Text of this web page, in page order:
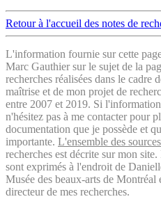
Retour à l'accueil des notes de
L'information fournie sur cette
Marc Gauthier sur le sujet de la
recherches réalisées dans le cadre
maîtrise et de mon projet de
entre 2007 et 2019. Si
n'hésitez pas à me contacter pour
documentation que je possède et
importante. L'ensemble des
recherches est décrite sur mon
sont exprimés à l'endroit de
Musée des beaux-arts de
directeur de mes recherches.